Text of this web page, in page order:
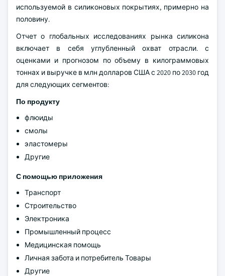
используемой в силиконовых покрытиях, примерно на
половину.
Отчет о глобальных исследованиях рынка силикона
включает в себя углубленный охват отрасли. с
оценками и прогнозом по объему в килограммовых
тоннах и выручке в млн долларов США с 2020 по 2030 год
для следующих сегментов:
По продукту
флюиды
смолы
эластомеры
Другие
С помощью приложения
Транспорт
Строительство
Электроника
Промышленный процесс
Медицинская помощь
Личная забота и потребитель Товары
Другие